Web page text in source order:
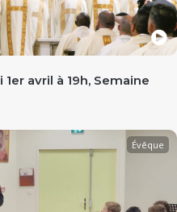
avril à 19h, Semaine
Évêque